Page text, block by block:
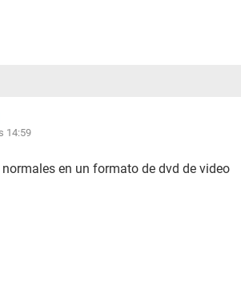
14:59
en un formato de dvd de video